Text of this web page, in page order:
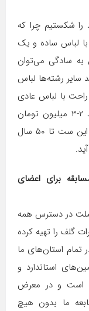
را شکستیم چرا که
لباس ساده و یک
به سادگی می‌توان
سایر رشته‌ها لباس
با لباس عادی
کار کنید. تجهیزات گلف با ست کامل در حد ۲-۳ میلیون تومان
است که اعضای خانواده همگی می‌توانند از این ست تا ۵۰ سال
برای اعضای
در دسترس همه
تومان تجهیرات گلف را تهیه کرده
تمام استان‌های ما
استاندارد و
است و در معرض
ما بدون هیچ